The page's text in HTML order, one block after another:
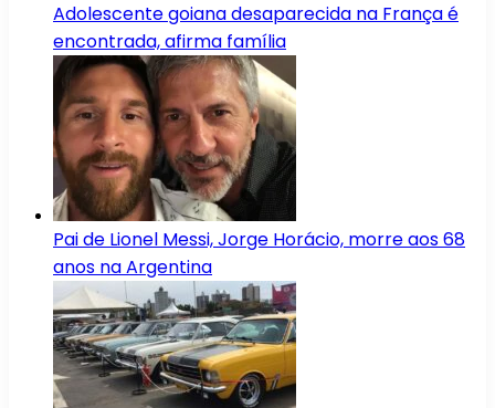
Adolescente goiana desaparecida na França é
encontrada, afirma família
Pai de Lionel Messi, Jorge Horácio, morre aos 68
anos na Argentina